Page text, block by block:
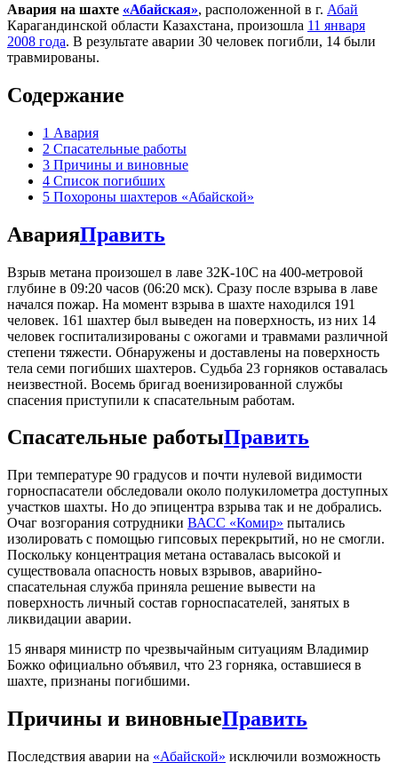
Авария на шахте «Абайская», расположенной в г. Абай
Карагандинской области Казахстана, произошла 11 января
2008 года. В результате аварии 30 человек погибли, 14 были
травмированы.
Содержание
1 Авария
2 Спасательные работы
3 Причины и виновные
4 Список погибших
5 Похороны шахтеров «Абайской»
АварияПравить
Взрыв метана произошел в лаве 32К-10С на 400-метровой
глубине в 09:20 часов (06:20 мск). Сразу после взрыва в лаве
начался пожар. На момент взрыва в шахте находился 191
человек. 161 шахтер был выведен на поверхность, из них 14
человек госпитализированы с ожогами и травмами различной
степени тяжести. Обнаружены и доставлены на поверхность
тела семи погибших шахтеров. Судьба 23 горняков оставалась
неизвестной. Восемь бригад военизированной службы
спасения приступили к спасательным работам.
Спасательные работыПравить
При температуре 90 градусов и почти нулевой видимости
горноспасатели обследовали около полукилометра доступных
участков шахты. Но до эпицентра взрыва так и не добрались.
Очаг возгорания сотрудники ВАСС «Комир» пытались
изолировать с помощью гипсовых перекрытий, но не смогли.
Поскольку концентрация метана оставалась высокой и
существовала опасность новых взрывов, аварийно-
спасательная служба приняла решение вывести на
поверхность личный состав горноспасателей, занятых в
ликвидации аварии.
15 января министр по чрезвычайным ситуациям Владимир
Божко официально объявил, что 23 горняка, оставшиеся в
шахте, признаны погибшими.
Причины и виновныеПравить
Последствия аварии на «Абайской» исключили возможность